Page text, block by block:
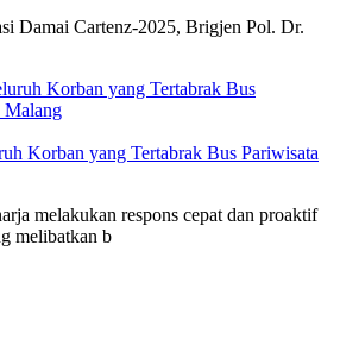
Damai Cartenz-2025, Brigjen Pol. Dr.
Korban yang Tertabrak Bus Pariwisata
melakukan respons cepat dan proaktif
melibatkan b